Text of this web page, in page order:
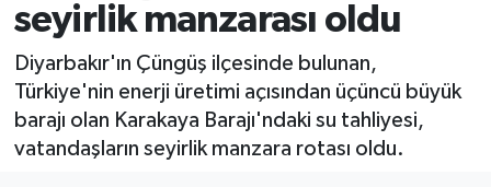
seyirlik manzarası oldu
Diyarbakır'ın Çüngüş ilçesinde bulunan,
Türkiye'nin enerji üretimi açısından üçüncü büyük
barajı olan Karakaya Barajı'ndaki su tahliyesi,
vatandaşların seyirlik manzara rotası oldu.
Haber Arşivi